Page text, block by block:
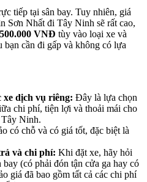
tiếp tại sân bay. Tuy nhiên, giá
Sơn Nhất đi Tây Ninh sẽ rất cao,
VNĐ tùy vào loại xe và
bạn cần đi gấp và không có lựa
xe dịch vụ riêng: Đây là lựa chọn
chi phí, tiện lợi và thoải mái cho
Tây Ninh.
có chỗ và có giá tốt, đặc biệt là
và chi phí: Khi đặt xe, hãy hỏi
(có phải đón tận cửa ga hay có
giá đã bao gồm tất cả các chi phí